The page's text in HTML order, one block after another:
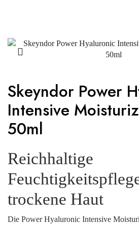
Skeyndor Power
Intensive
50ml
Reichhaltige
trockene Haut
Die Power Hyaluronic Intensive